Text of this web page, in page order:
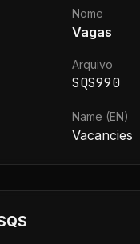
Nome
Vagas
Arquivo
SQS990
Name (EN)
Vacancies